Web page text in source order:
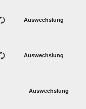
Auswechslung
Auswechslung
Auswechslung